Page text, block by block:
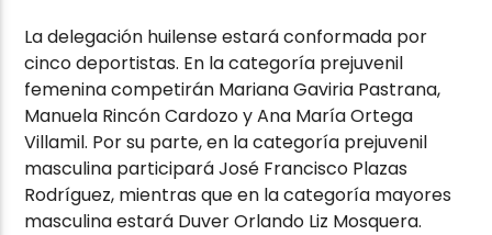
La delegación huilense estará conformada por
cinco deportistas. En la categoría prejuvenil
femenina competirán Mariana Gaviria Pastrana,
Manuela Rincón Cardozo y Ana María Ortega
Villamil. Por su parte, en la categoría prejuvenil
masculina participará José Francisco Plazas
Rodríguez, mientras que en la categoría mayores
masculina estará Duver Orlando Liz Mosquera.